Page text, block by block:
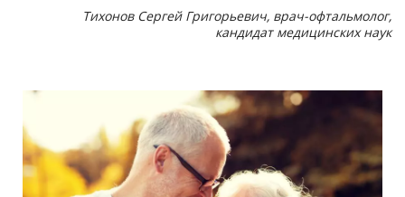
Тихонов Сергей Григорьевич, врач-офтальмолог,
кандидат медицинских наук